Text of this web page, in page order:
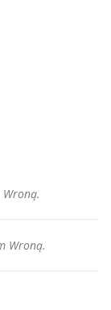
Wroną.
Wroną.